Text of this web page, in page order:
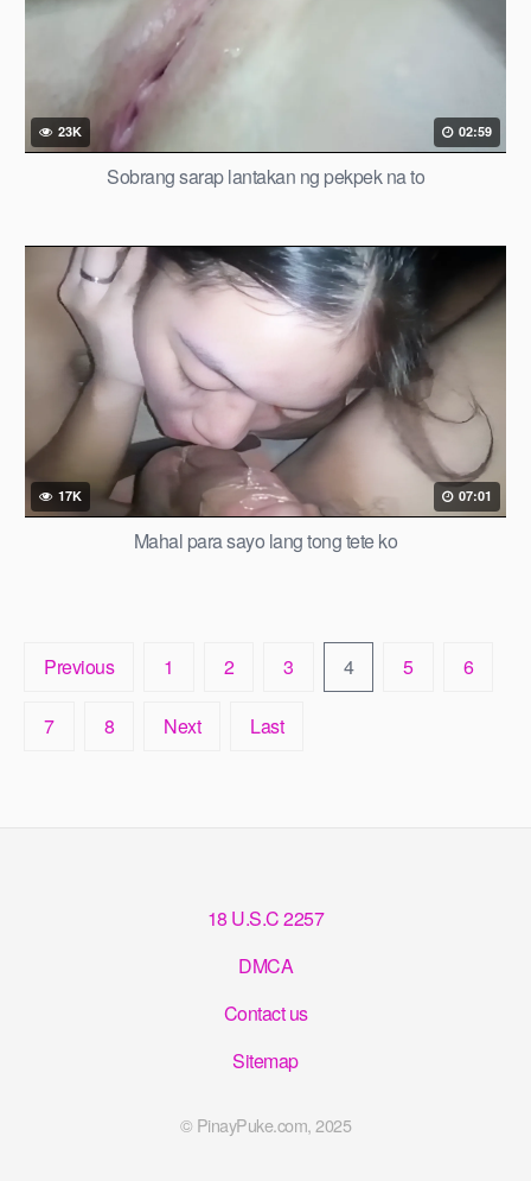
23K 02:59
Sobrang sarap lantakan ng pekpek na to
17K 07:01
Mahal para sayo lang tong tete ko
Previous 1 2 3 4 5 6
7 8 Next Last
18 U.S.C 2257
DMCA
Contact us
Sitemap
© PinayPuke.com, 2025